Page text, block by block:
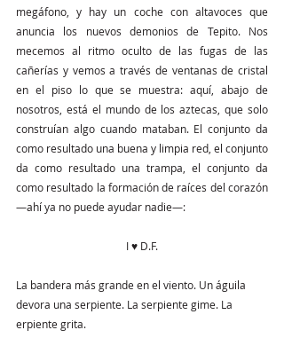
megáfono, y hay un coche con altavoces que
anuncia los nuevos demonios de Tepito. Nos
mecemos al ritmo oculto de las fugas de las
cañerías y vemos a través de ventanas de cristal
en el piso lo que se muestra: aquí, abajo de
nosotros, está el mundo de los aztecas, que solo
construían algo cuando mataban. El conjunto da
como resultado una buena y limpia red, el conjunto
da como resultado una trampa, el conjunto da
como resultado la formación de raíces del corazón
—ahí ya no puede ayudar nadie—:
I ♥ D.F.
La bandera más grande en el viento. Un águila
devora una serpiente. La serpiente gime. La
erpiente grita.